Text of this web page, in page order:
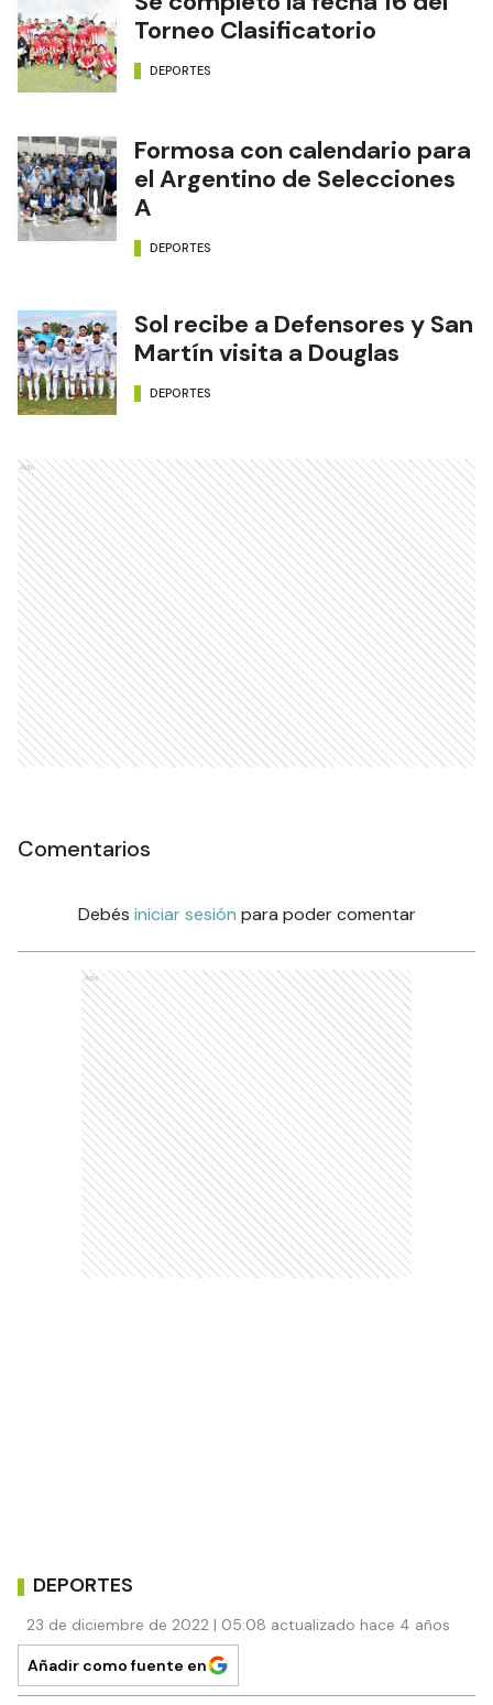
Torneo Clasificatorio
DEPORTES
Formosa con calendario para
el Argentino de Selecciones
A
DEPORTES
Sol recibe a Defensores y San
Martín visita a Douglas
DEPORTES
Ads
Comentarios
Debés iniciar sesión para poder comentar
Ads
DEPORTES
23 de diciembre de 2022 | 05:08 actualizado hace 4 años
Añadir como fuente en